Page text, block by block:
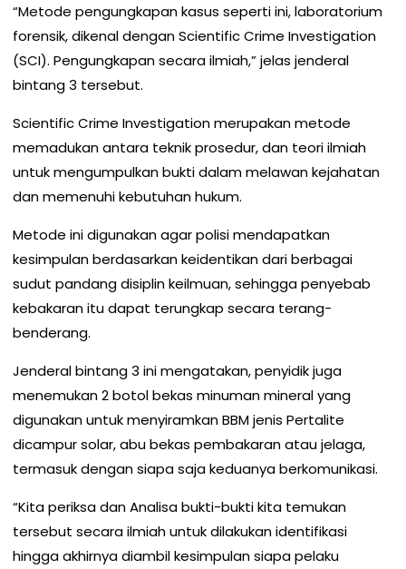
“Metode pengungkapan kasus seperti ini, laboratorium
forensik, dikenal dengan Scientific Crime Investigation
(SCI). Pengungkapan secara ilmiah,” jelas jenderal
bintang 3 tersebut.
Scientific Crime Investigation merupakan metode
memadukan antara teknik prosedur, dan teori ilmiah
untuk mengumpulkan bukti dalam melawan kejahatan
dan memenuhi kebutuhan hukum.
Metode ini digunakan agar polisi mendapatkan
kesimpulan berdasarkan keidentikan dari berbagai
sudut pandang disiplin keilmuan, sehingga penyebab
kebakaran itu dapat terungkap secara terang-
benderang.
Jenderal bintang 3 ini mengatakan, penyidik juga
menemukan 2 botol bekas minuman mineral yang
digunakan untuk menyiramkan BBM jenis Pertalite
dicampur solar, abu bekas pembakaran atau jelaga,
termasuk dengan siapa saja keduanya berkomunikasi.
“Kita periksa dan Analisa bukti-bukti kita temukan
tersebut secara ilmiah untuk dilakukan identifikasi
hingga akhirnya diambil kesimpulan siapa pelaku